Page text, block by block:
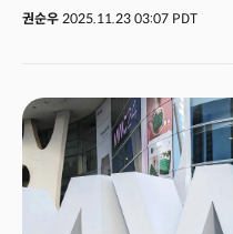
기술 기업으로 거듭나겠다는 선언으
중심으로 혁신을 조명해왔다. 하지
기술이 산업 전반으로 확산되는 흐
대전환이 이뤄지는 전통산업을 무
온다'를 주제로 한 CES2026의 기조
그래서 더욱 상징적으로 볼 수 있다.
권순우 2025.11.23 03:07 PDT